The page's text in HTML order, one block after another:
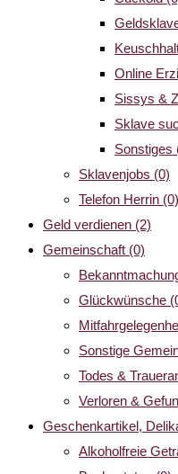
Online
Sissys &
Sklave
Sonstiges
Sklavenjobs (0)
Telefon Herrin (0)
Geld verdienen (2)
Gemeinschaft (0)
Glückwünsche
Sonstige
Todes &
Verloren &
Geschenkartikel,
Alkoholfreie